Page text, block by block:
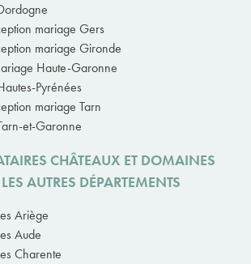
mariage Gers
mariage Gironde
Haute-Garonne
Pyrénées
mariage Tarn
et-Garonne
CHÂTEAUX ET DOMAINES
AUTRES DÉPARTEMENTS
Ariège
Aude
Charente